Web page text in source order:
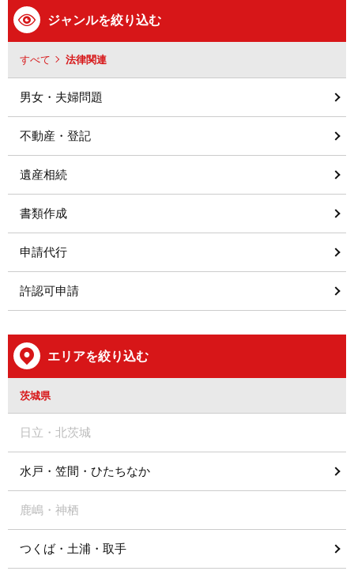
ジャンルを絞り込む
すべて 法律関連
男女・夫婦問題
不動産・登記
遺産相続
書類作成
申請代行
許認可申請
エリアを絞り込む
茨城県
日立・北茨城
水戸・笠間・ひたちなか
鹿嶋・神栖
つくば・土浦・取手